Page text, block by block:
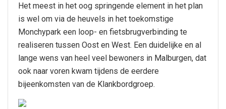
Het meest in het oog springende element in het plan
is wel om via de heuvels in het toekomstige
Monchypark een loop- en fietsbrugverbinding te
realiseren tussen Oost en West. Een duidelijke en al
lange wens van heel veel bewoners in Malburgen, dat
ook naar voren kwam tijdens de eerdere
bijeenkomsten van de Klankbordgroep.